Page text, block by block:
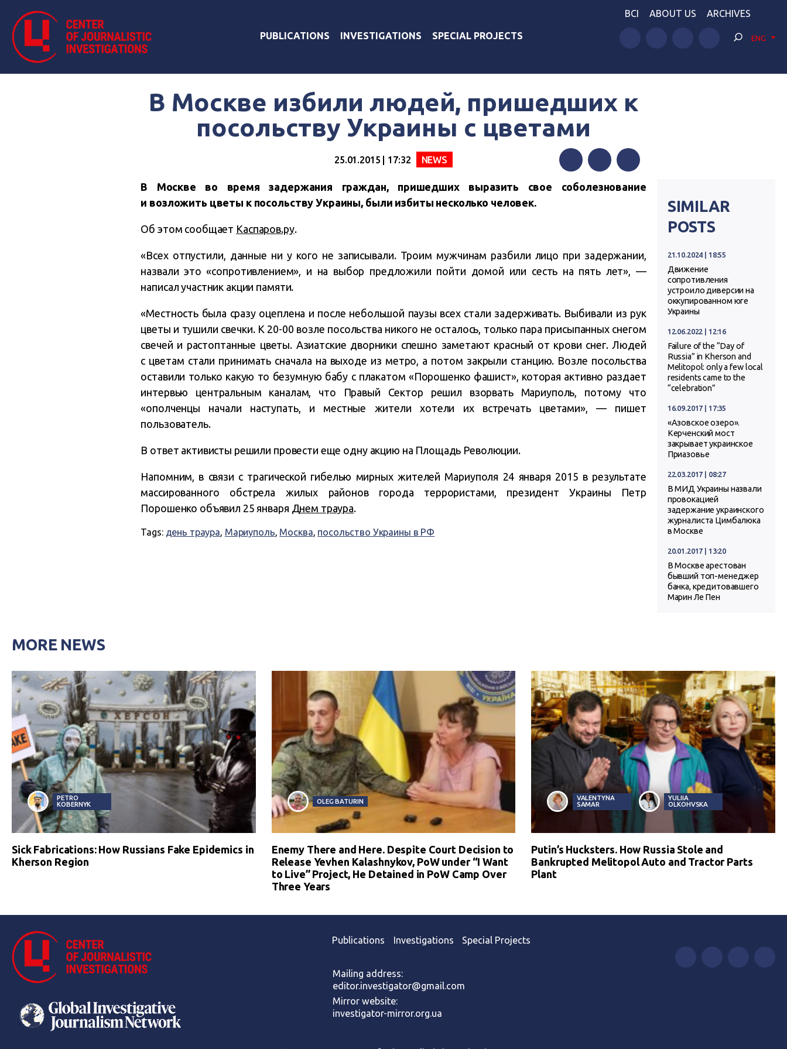
PUBLICATIONS INVESTIGATIONS SPECIAL PROJECTS
BCI ABOUT US ARCHIVES
ENG
В Москве избили людей, пришедших к
посольству Украины с цветами
25.01.2015 | 17:32 NEWS
FacebookTwitterTelegram
В Москве во время задержания граждан, пришедших выразить свое соболезнование
и возложить цветы к посольству Украины, были избиты несколько человек.
Об этом сообщает Каспаров.ру.
«Всех отпустили, данные ни у кого не записывали. Троим мужчинам разбили лицо при задержании,
назвали это «сопротивлением», и на выбор предложили пойти домой или сесть на пять лет», —
написал участник акции памяти.
«Местность была сразу оцеплена и после небольшой паузы всех стали задерживать. Выбивали из рук
цветы и тушили свечки. К 20-00 возле посольства никого не осталось, только пара присыпанных снегом
свечей и растоптанные цветы. Азиатские дворники спешно заметают красный от крови снег. Людей
с цветам стали принимать сначала на выходе из метро, а потом закрыли станцию. Возле посольства
оставили только какую то безумную бабу с плакатом «Порошенко фашист», которая активно раздает
интервью центральным каналам, что Правый Сектор решил взорвать Мариуполь, потому что
«ополченцы начали наступать, и местные жители хотели их встречать цветами», — пишет
пользователь.
В ответ активисты решили провести еще одну акцию на Площадь Революции.
Напомним, в связи с трагической гибелью мирных жителей Мариуполя 24 января 2015 в результате
массированного обстрела жилых районов города террористами, президент Украины Петр
Порошенко объявил 25 января Днем траура.
Tags: день траура, Мариуполь, Москва, посольство Украины в РФ
SIMILAR
POSTS
21.10.2024 | 18:55
Движение
сопротивления
устроило диверсии на
оккупированном юге
Украины
12.06.2022 | 12:16
Failure of the “Day of
Russia” in Kherson and
Melitopol: only a few local
residents came to the
“celebration”
16.09.2017 | 17:35
«Азовское озеро».
Керченский мост
закрывает украинское
Приазовье
22.03.2017 | 08:27
В МИД Украины назвали
провокацией
задержание украинского
журналиста Цимбалюка
в Москве
20.01.2017 | 13:20
В Москве арестован
бывший топ-менеджер
банка, кредитовавшего
Марин Ле Пен
MORE NEWS
PETRO
KOBERNYK
Sick Fabrications: How Russians Fake Epidemics in
Kherson Region
OLEG BATURIN
Enemy There and Here. Despite Court Decision to
Release Yevhen Kalashnykov, PoW under “I Want
to Live” Project, He Detained in PoW Camp Over
Three Years
VALENTYNA
SAMAR
YULIIA
OLKOHVSKA
Putin’s Hucksters. How Russia Stole and
Bankrupted Melitopol Auto and Tractor Parts
Plant
Publications Investigations Special Projects
Mailing address:
editor.investigator@gmail.com
Mirror website:
investigator-mirror.org.ua